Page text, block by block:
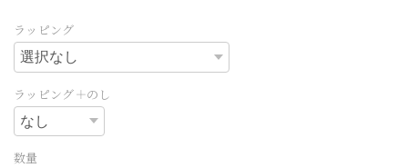
ラッピング
ラッピング＋のし
数量